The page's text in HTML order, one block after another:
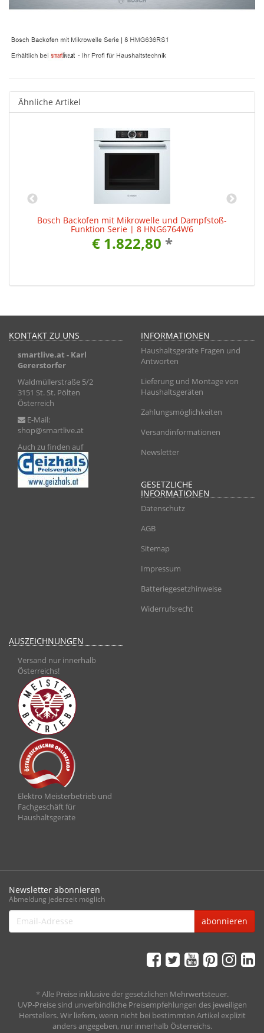
Ähnliche Artikel
Bosch Backofen mit Mikrowelle und Dampfstoß-
Funktion Serie | 8 HNG6764W6
€ 1.822,80 *
KONTAKT ZU UNS
smartlive.at - Karl
Gererstorfer
Waldmüllerstraße 5/2
3151 St. St. Pölten
Österreich
E-Mail:
shop@smartlive.at
Auch zu finden auf
INFORMATIONEN
Haushaltsgeräte Fragen und
Antworten
Lieferung und Montage von
Haushaltsgeräten
Zahlungsmöglichkeiten
Versandinformationen
Newsletter
GESETZLICHE
INFORMATIONEN
Datenschutz
AGB
Sitemap
Impressum
Batteriegesetzhinweise
Widerrufsrecht
AUSZEICHNUNGEN
Versand nur innerhalb
Österreichs!
Elektro Meisterbetrieb und
Fachgeschäft für
Haushaltsgeräte
Newsletter abonnieren
Abmeldung jederzeit möglich
Email-
Adresse
abonnieren
*Alle Preise inklusive der gesetzlichen Mehrwertsteuer.
UVP-Preise sind unverbindliche Preisempfehlungen des jeweiligen
Herstellers. Wir liefern, wenn nicht bei bestimmten Artikel explizit
anders angegeben, nur innerhalb Österreichs.